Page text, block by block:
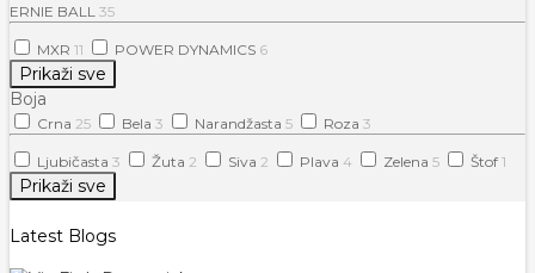
ERNIE BALL 35
MXR 11 POWER DYNAMICS 6
Prikaži sve
Boja
Crna 25 Bela 3 Narandžasta 5 Roza 3
Ljubičasta 3 Žuta 2 Siva 2 Plava 4 Zelena 5 Štof 1
Prikaži sve
Latest Blogs